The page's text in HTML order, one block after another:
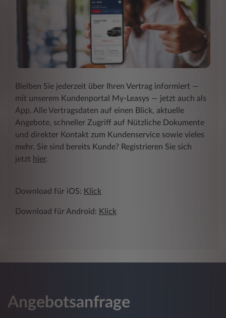
Bleiben Sie jederzeit über Ihren Vertrag informiert ―
mit unserem Kundenportal My-Leasys ― jetzt auch als
App. Alle Vertragsdaten auf einen Blick, aktuelle
Angebote, schneller Zugriff auf Nützliche Dokumente
und direkter Kontakt zum Kundenservice sowie vieles
mehr. Sie sind bereits Kunde? Registrieren Sie sich
jetzt hier.
Download für iOS: Klick
Download für Android: Klick
Angebotsanfrage